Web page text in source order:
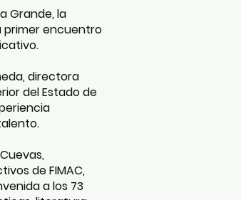
Grande, la
primer encuentro
directora
del Estado de
de FIMAC,
a los 73